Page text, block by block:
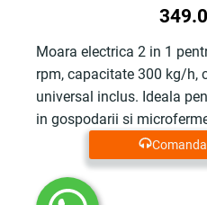
Moara electrica 2 in 1
rpm, capacitate 300 kg/h,
universal inclus. Ideala
in gospodarii si